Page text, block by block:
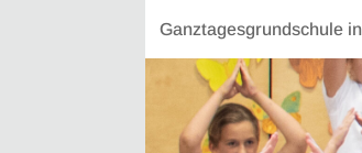
Ganztagesgrundschule